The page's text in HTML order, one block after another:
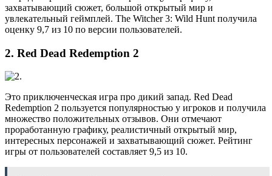
захватывающий сюжет, большой открытый мир и
увлекательный геймплей. The Witcher 3: Wild Hunt получила
оценку 9,7 из 10 по версии пользователей.
2. Red Dead Redemption 2
Это приключенческая игра про дикий запад. Red Dead
Redemption 2 пользуется популярностью у игроков и получила
множество положительных отзывов. Они отмечают
проработанную графику, реалистичный открытый мир,
интересных персонажей и захватывающий сюжет. Рейтинг
игры от пользователей составляет 9,5 из 10.